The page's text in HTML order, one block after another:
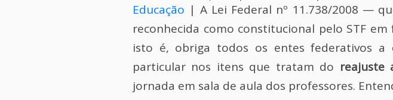
Educação | A Lei Federal nº 11.738/2008 —
reconhecida como constitucional pelo STF
isto é, obriga todos os entes federativos a
particular nos itens que tratam do reajuste
jornada em sala de aula dos professores.